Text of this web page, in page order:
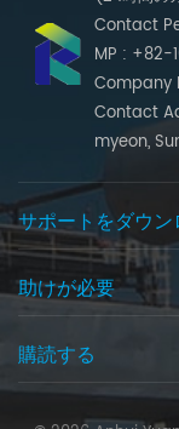
Contact
MP :
Company
Contact
myeon,
サポートをダウ
助けが必要
購読する